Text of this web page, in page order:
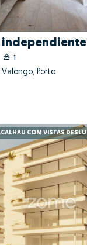
1
Porto
COM VISTAS